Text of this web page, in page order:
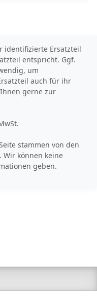
identifizierte Ersatzteil
entspricht. Ggf.
um
auch für ihr
gerne zur
stammen von den
Wir können keine
geben.